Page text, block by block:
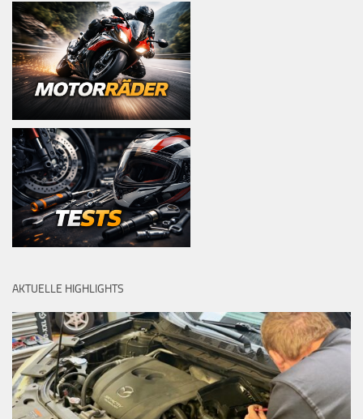
AKTUELLE HIGHLIGHTS